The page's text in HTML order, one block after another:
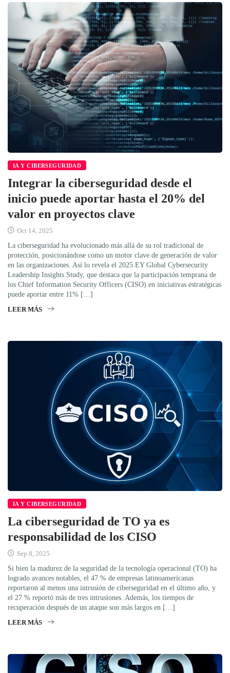
IA Y CIBERSEGURIDAD
Integrar la ciberseguridad desde el
inicio puede aportar hasta el 20% del
valor en proyectos clave
Oct 14, 2025
La ciberseguridad ha evolucionado más allá de su rol tradicional de
protección, posicionándose como un motor clave de generación de valor
en las organizaciones. Así lo revela el 2025 EY Global Cybersecurity
Leadership Insights Study, que destaca que la participación temprana de
los Chief Information Security Officers (CISO) en iniciativas estratégicas
puede aportar entre 11% […]
LEER MÁS
IA Y CIBERSEGURIDAD
La ciberseguridad de TO ya es
responsabilidad de los CISO
Sep 8, 2025
Si bien la madurez de la seguridad de la tecnología operacional (TO) ha
logrado avances notables, el 47 % de empresas latinoamericanas
reportaron al menos una intrusión de ciberseguridad en el último año, y
el 27 % reportó más de tres intrusiones. Además, los tiempos de
recuperación después de un ataque son más largos en […]
LEER MÁS